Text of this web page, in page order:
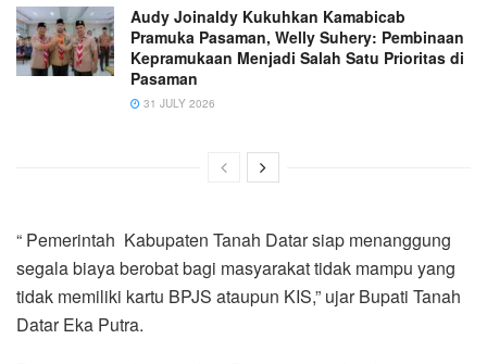
Audy Joinaldy Kukuhkan Kamabicab
Pramuka Pasaman, Welly Suhery: Pembinaan
Kepramukaan Menjadi Salah Satu Prioritas di
Pasaman
31 JULY 2026
“ Pemerintah Kabupaten Tanah Datar siap menanggung
segala biaya berobat bagi masyarakat tidak mampu yang
tidak memiliki kartu BPJS ataupun KIS,” ujar Bupati Tanah
Datar Eka Putra.